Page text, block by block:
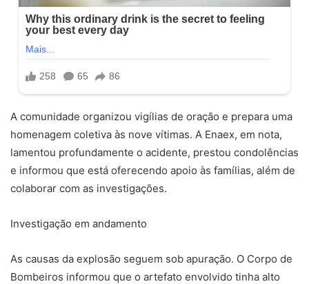
A comunidade organizou vigílias de oração e prepara uma
homenagem coletiva às nove vítimas. A Enaex, em nota,
lamentou profundamente o acidente, prestou condolências
e informou que está oferecendo apoio às famílias, além de
colaborar com as investigações.
Investigação em andamento
As causas da explosão seguem sob apuração. O Corpo de
Bombeiros informou que o artefato envolvido tinha alto